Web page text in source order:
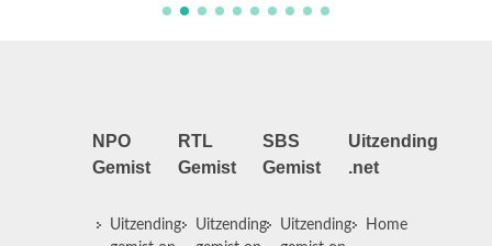
NPO
Gemist
Uitzending
RTL
Gemist
Uitzending
SBS
Gemist
Uitzending
Uitzending
.net
Home